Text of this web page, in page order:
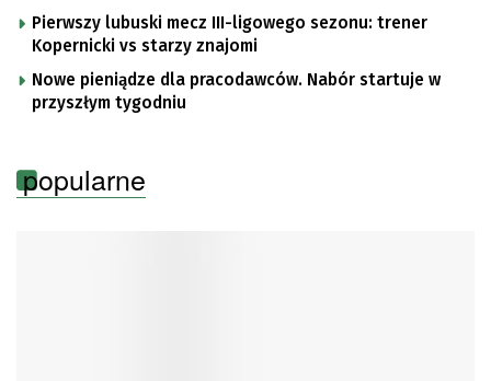
Pierwszy lubuski mecz III-ligowego sezonu: trener
Kopernicki vs starzy znajomi
Nowe pieniądze dla pracodawców. Nabór startuje w
przyszłym tygodniu
popularne